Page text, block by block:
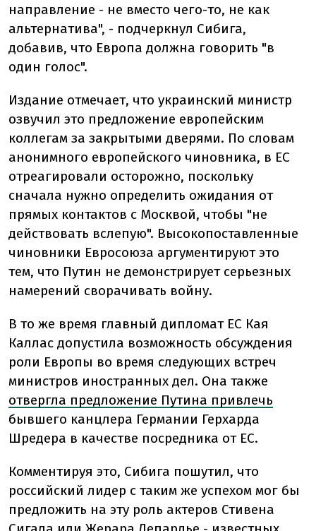
направление - не вместо чего-то, не как
альтернатива", - подчеркнул Сибига,
добавив, что Европа должна говорить "в
один голос".
Издание отмечает, что украинский министр
озвучил это предложение европейским
коллегам за закрытыми дверями. По словам
анонимного европейского чиновника, в ЕС
отреагировали осторожно, поскольку
сначала нужно определить ожидания от
прямых контактов с Москвой, чтобы "не
действовать вслепую". Высокопоставленные
чиновники Евросоюза аргументируют это
тем, что Путин не демонстрирует серьезных
намерений сворачивать войну.
В то же время главный дипломат ЕС Кая
Каллас допустила возможность обсуждения
роли Европы во время следующих встреч
министров иностранных дел. Она также
отвергла предложение Путина привлечь
бывшего канцлера Германии Герхарда
Шредера в качестве посредника от ЕС.
Комментируя это, Сибига пошутил, что
российский лидер с таким же успехом мог бы
предложить на эту роль актеров Стивена